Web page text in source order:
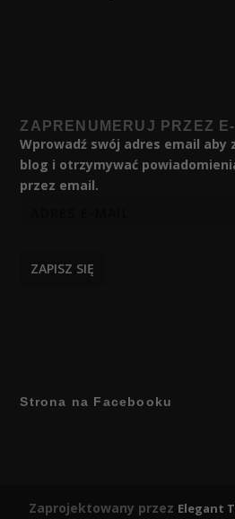
ZAPRENUMERUJ PRZEZ
Wprowadź swój adres email aby
blog i otrzymywać
przez email.
ZAPISZ SIĘ
Strona na Facebooku
Zaprojektowany przez Elegant